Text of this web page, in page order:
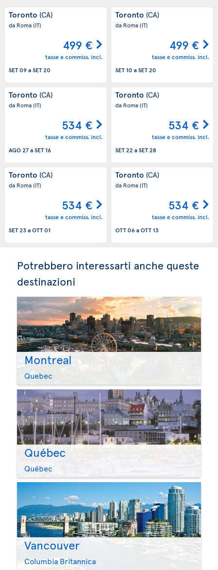
Toronto (CA)
da Roma(IT)
499 €
tasse e commiss. incl.
SET 09aSET 20
Toronto (CA)
da Roma(IT)
499 €
tasse e commiss. incl.
SET 10 aSET 20
Toronto (CA)
da Roma(IT)
534 €
tasse e commiss. incl.
AGO 27aSET 16
Toronto (CA)
da Roma(IT)
534 €
tasse e commiss. incl.
SET 22 aSET 28
Toronto (CA)
da Roma(IT)
534 €
tasse e commiss. incl.
SET 23aOTT 01
Toronto (CA)
da Roma(IT)
534 €
tasse e commiss. incl.
OTT 06aOTT 13
Potrebbero interessarti anche queste
destinazioni
Montreal
Quebec
Québec
Québec
Vancouver
Columbia Britannica